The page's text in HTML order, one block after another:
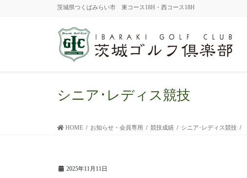
茨城県つくばみらい市 東コース18H・西コース18H
シニア･レディス競技
HOME お知らせ・会員専用 競技成績 シニア･レディス競技
2025年11月11日